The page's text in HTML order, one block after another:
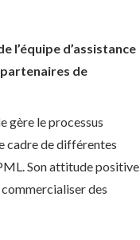
l’équipe d’assistance
de
gère le processus
cadre de différentes
Son attitude positive
des